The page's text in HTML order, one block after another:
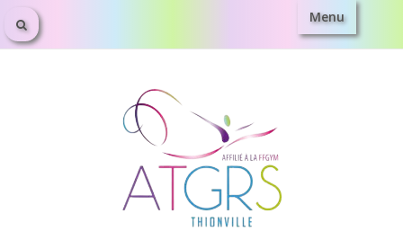
Menu
Aller